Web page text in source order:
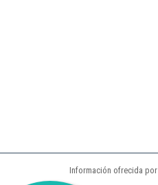
Información ofrecida por